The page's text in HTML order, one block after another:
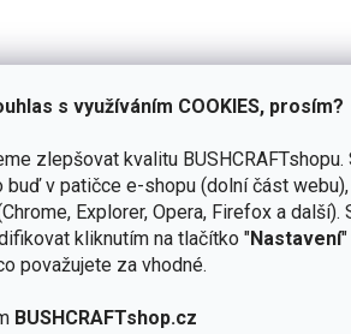
s využíváním COOKIES, prosím?
zlepšovat kvalitu BUSHCRAFTshopu.
v patičce e-shopu (dolní část
Explorer, Opera, Firefox a další).
kliknutím na tlačítko "Nastavení
považujete za vhodné.
BUSHCRAFTshop.cz
Hodnocení produktu je 5 z 5